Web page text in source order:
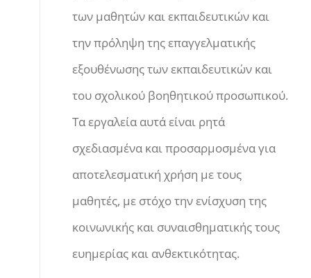
των μαθητών και εκπαιδευτικών και
την πρόληψη της επαγγελματικής
εξουθένωσης των εκπαιδευτικών και
του σχολικού βοηθητικού προσωπικού.
Τα εργαλεία αυτά είναι ρητά
σχεδιασμένα και προσαρμοσμένα για
αποτελεσματική χρήση με τους
μαθητές, με στόχο την ενίσχυση της
κοινωνικής και συναισθηματικής τους
ευημερίας και ανθεκτικότητας.